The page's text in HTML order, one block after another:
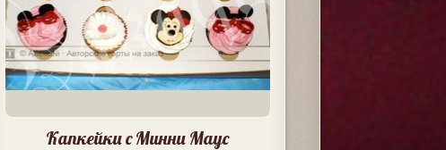
Капкейки с Минни Маус